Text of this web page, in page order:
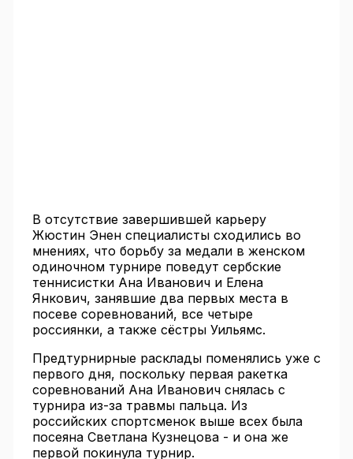
В отсутствие завершившей карьеру
Жюстин Энен специалисты сходились во
мнениях, что борьбу за медали в женском
одиночном турнире поведут сербские
теннисистки Ана Иванович и Елена
Янкович, занявшие два первых места в
посеве соревнований, все четыре
россиянки, а также сёстры Уильямс.
Предтурнирные расклады поменялись уже с
первого дня, поскольку первая ракетка
соревнований Ана Иванович снялась с
турнира из-за травмы пальца. Из
российских спортсменок выше всех была
посеяна Светлана Кузнецова - и она же
первой покинула турнир.